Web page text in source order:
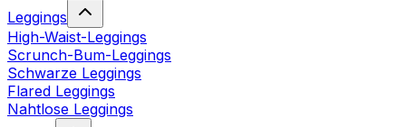
Leggings
High-Waist-Leggings
Scrunch-Bum-Leggings
Schwarze Leggings
Flared Leggings
Nahtlose Leggings